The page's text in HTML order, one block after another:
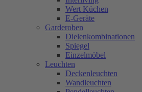
Wert Küchen
E-Geräte
Garderoben
Dielenkombinationen
Spiegel
Einzelmöbel
Leuchten
Deckenleuchten
Wandleuchten